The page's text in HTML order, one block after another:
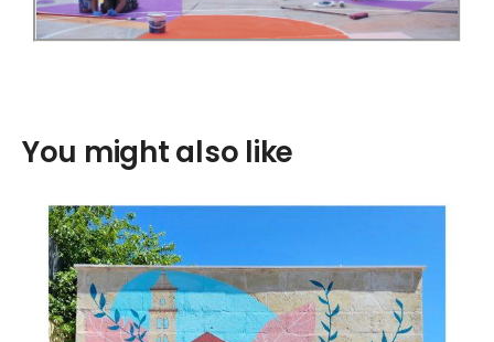
You might also like